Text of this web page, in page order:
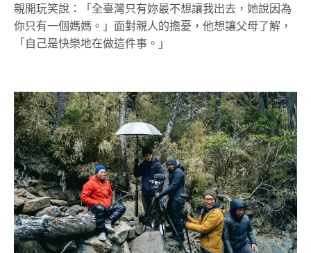
親開玩笑說：「全臺灣只有妳最不想讓我出去，她說因為
你只有一個媽媽。」面對親人的擔憂，他想讓父母了解，
「自己是快樂地在做這件事。」